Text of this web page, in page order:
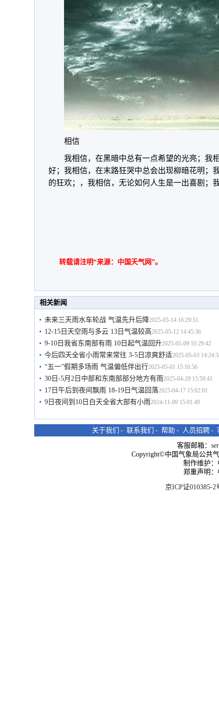
相信
我相信，在黑暗中总有一点希望的光亮；我
好；我相信，在末路狂哭中总会出现柳暗花明；
的狂欢；，我相信，无论如何人生是一出喜剧；
转载请注明“来源：中国天气网”。
相关新闻
未来三天雨水车轮战 气温先升后降2025-05-14 16:29:51
12-15日天空雨与多云 13日气温较高2025-05-12 14:45:36
9-10日我省东南部有雨 10日起气温回升2025-05-09 16:29:42
今后四天全省小雨常来常往 3-5日凉爽舒适2025-05-03
“五一”假期多场雨 气温偏低伴出行2025-05-01 15:16:56
30日-5月2日中部和东南部部分地方有雨2025-04-29 15:59:41
17日午后到夜间飘雨 18-19日气温回落2025-04-17 15:02:01
9日夜间到10日白天全省大部有小雨2024-11-09 15:01:49
关于我们 - 联系我们 - 帮助 - 人员招聘 -
客服邮箱：
Copyright©中国气象局公共
制作维护
郑重声明
京ICP证010385-2